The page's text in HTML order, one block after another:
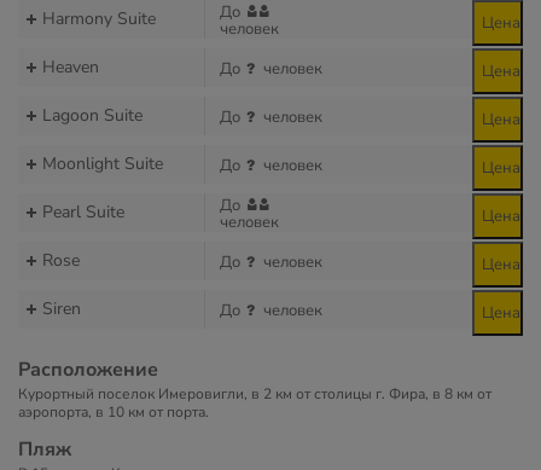
Harmony Suite До
человек Цена
Heaven До человек Цена
Lagoon Suite До человек Цена
Moonlight Suite До человек Цена
Pearl Suite До
человек Цена
Rose До человек Цена
Siren До человек Цена
Расположение
Курортный поселок Имеровигли, в 2 км от столицы г. Фира, в 8 км от
аэропорта, в 10 км от порта.
Пляж